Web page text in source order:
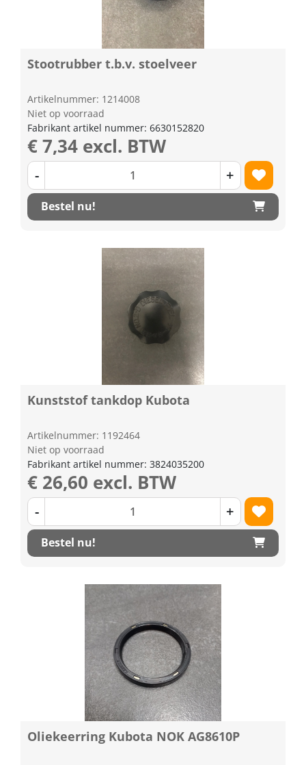
Stootrubber t.b.v. stoelveer
Artikelnummer: 1214008
Niet op voorraad
Fabrikant artikel nummer: 6630152820
€ 7,34 excl. BTW
- +
Bestel nu!
Kunststof tankdop Kubota
Artikelnummer: 1192464
Niet op voorraad
Fabrikant artikel nummer: 3824035200
€ 26,60 excl. BTW
- +
Bestel nu!
Oliekeerring Kubota NOK AG8610P